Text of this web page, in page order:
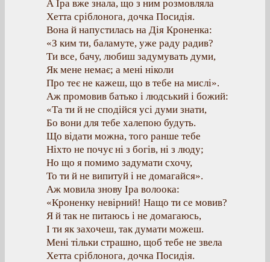
А Іра вже знала, що з ним розмовляла
Хетта сріблонога, дочка Посидія.
Вона й напустилась на Дія Кроненка:
«З ким ти, баламуте, уже раду радив?
Ти все, бачу, любиш задумувать думи,
Як мене немає; а мені ніколи
Про теє не кажеш, що в тебе на мислі».
Аж промовив батько і людський і божий:
«Та ти й не сподійся усі думи знати,
Бо вони для тебе халепою будуть.
Що відати можна, того ранше тебе
Ніхто не почує ні з богів, ні з люду;
Но що я помимо задумати схочу,
То ти й не випитуй і не домагайся».
Аж мовила знову Іра волоока:
«Кроненку невірний! Нащо ти се мовив?
Я й так не питаюсь і не домагаюсь,
І ти як захочеш, так думати можеш.
Мені тільки страшно, щоб тебе не звела
Хетта сріблонога, дочка Посидія.